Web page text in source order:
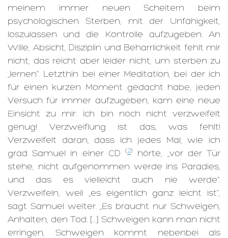
meinem immer neuen Scheitern beim
psychologischen Sterben, mit der Unfähigkeit,
loszulassen und die Kontrolle aufzugeben. An
Wille, Absicht, Disziplin und Beharrlichkeit fehlt mir
nicht; das reicht aber leider nicht, um sterben zu
„lernen“. Letzthin bei einer Meditation, bei der ich
für einen kurzen Moment gedacht habe, jeden
Versuch für immer aufzugeben, kam eine neue
Einsicht zu mir: ich bin noch nicht verzweifelt
genug! Verzweiflung ist das, was fehlt!
Verzweifelt daran, dass ich jedes Mal, wie ich
grad Samuel in einer CD(2)
hörte, „vor der Tür
stehe, nicht aufgenommen werde ins Paradies,
und das es vielleicht auch nie werde“.
Verzweifeln, weil „es eigentlich ganz leicht ist“,
sagt Samuel weiter. „Es braucht nur Schweigen,
Anhalten, den Tod. […] Schweigen kann man nicht
erringen, Schweigen kommt nebenbei als